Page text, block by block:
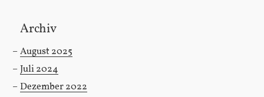
Archiv
August 2025
Juli 2024
Dezember 2022